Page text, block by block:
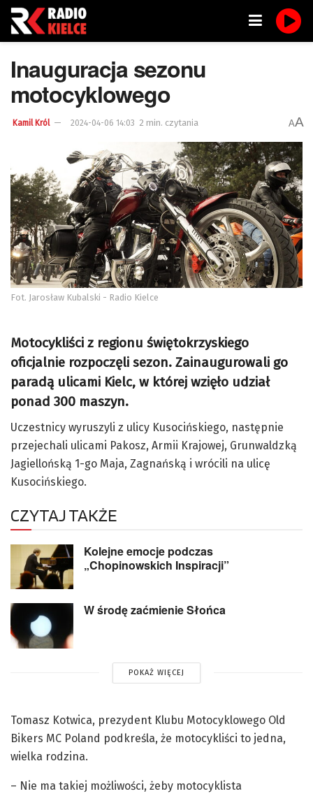
Inauguracja sezonu
motocyklowego
Kamil Król 2024-04-06 14:03 2 min. czytania AA
Fot. Jarosław Kubalski - Radio Kielce
Motocykliści z regionu świętokrzyskiego
oficjalnie rozpoczęli sezon. Zainaugurowali go
paradą ulicami Kielc, w której wzięło udział
ponad 300 maszyn.
Uczestnicy wyruszyli z ulicy Kusocińskiego, następnie
przejechali ulicami Pakosz, Armii Krajowej, Grunwaldzką
Jagiellońską 1-go Maja, Zagnańską i wrócili na ulicę
Kusocińskiego.
CZYTAJ TAKŻE
Kolejne emocje podczas
„Chopinowskich Inspiracji”
W środę zaćmienie Słońca
POKAŻ WIĘCEJ
Tomasz Kotwica, prezydent Klubu Motocyklowego Old
Bikers MC Poland podkreśla, że motocykliści to jedna,
wielka rodzina.
– Nie ma takiej możliwości, żeby motocyklista